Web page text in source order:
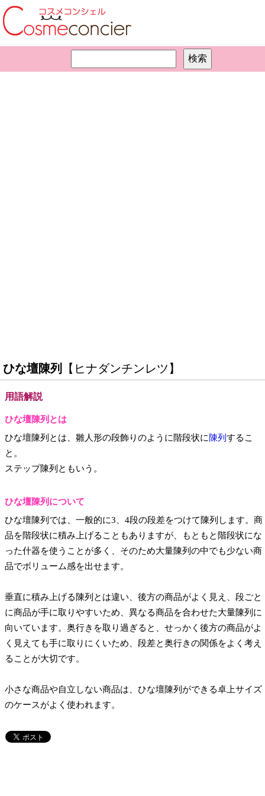
ひな壇陳列 【ヒナダンチンレツ】
用語解説
ひな壇陳列とは
ひな壇陳列とは、雛人形の段飾りのように階段状に 陳列 するこ
と。
ステップ陳列ともいう。
ひな壇陳列について
ひな壇陳列では、一般的に3、4段の段差をつけて陳列します。商
品を階段状に積み上げることもありますが、もともと階段状にな
った什器を使うことが多く、そのため大量陳列の中でも少ない商
品でボリューム感を出せます。
垂直に積み上げる陳列とは違い、後方の商品がよく見え、段ごと
に商品が手に取りやすいため、異なる商品を合わせた大量陳列に
向いています。奥行きを取り過ぎると、せっかく後方の商品がよ
く見えても手に取りにくいため、段差と奥行きの関係をよく考え
ることが大切です。
小さな商品や自立しない商品は、ひな壇陳列ができる卓上サイズ
のケースがよく使われます。